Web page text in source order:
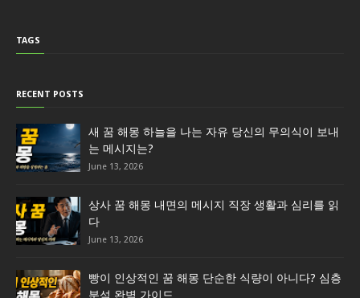
TAGS
RECENT POSTS
새 꿈 해몽 하늘을 나는 자유 당신의 무의식이 보내
는 메시지는?
June 13, 2026
상사 꿈 해몽 내면의 메시지 직장 생활과 심리를 읽
다
June 13, 2026
빵이 인상적인 꿈 해몽 단순한 식량이 아니다? 심층
분석 완벽 가이드